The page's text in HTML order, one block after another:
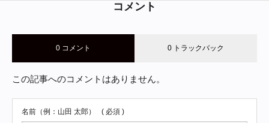
コメント
0 コメント 0 トラックバック
この記事へのコメントはありません。
名前（例：山田 太郎） ( 必須 )